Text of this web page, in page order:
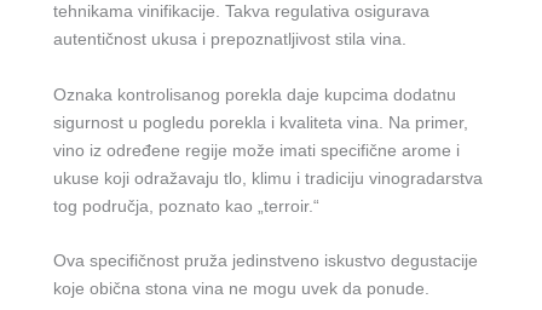
tehnikama vinifikacije. Takva regulativa osigurava
autentičnost ukusa i prepoznatljivost stila vina.
Oznaka kontrolisanog porekla daje kupcima dodatnu
sigurnost u pogledu porekla i kvaliteta vina. Na primer,
vino iz određene regije može imati specifične arome i
ukuse koji odražavaju tlo, klimu i tradiciju vinogradarstva
tog područja, poznato kao „terroir.“
Ova specifičnost pruža jedinstveno iskustvo degustacije
koje obična stona vina ne mogu uvek da ponude.